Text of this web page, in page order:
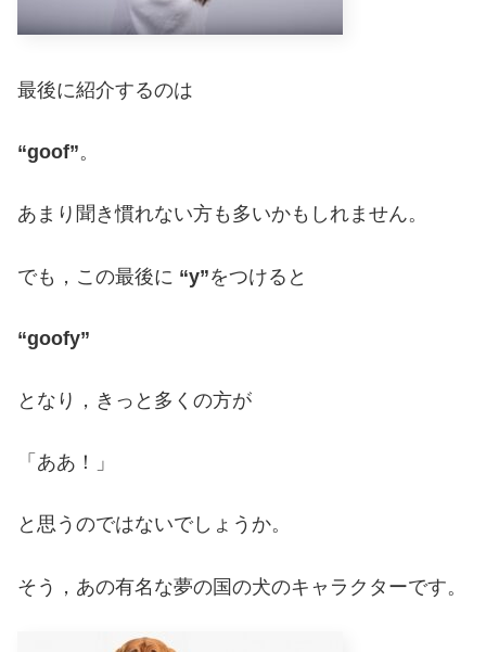
最後に紹介するのは
“goof”。
あまり聞き慣れない方も多いかもしれません。
でも，この最後に “y”をつけると
“goofy”
となり，きっと多くの方が
「ああ！」
と思うのではないでしょうか。
そう，あの有名な夢の国の犬のキャラクターです。